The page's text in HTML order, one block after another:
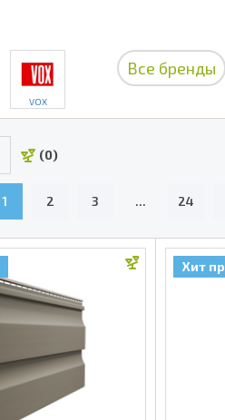
VOX
Все бренды
(0)
1 2 3 ... 24
Хит